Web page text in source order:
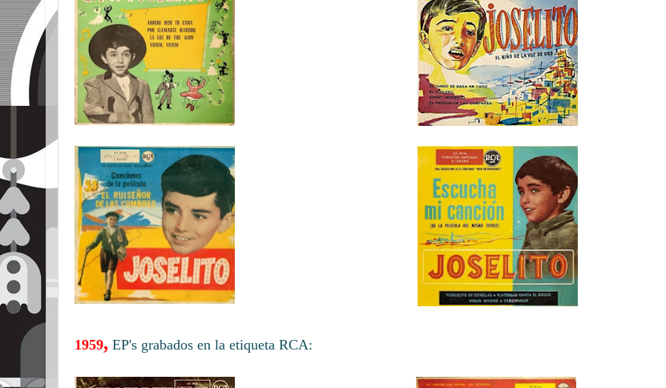
1959, EP's grabados en la etiqueta RCA: